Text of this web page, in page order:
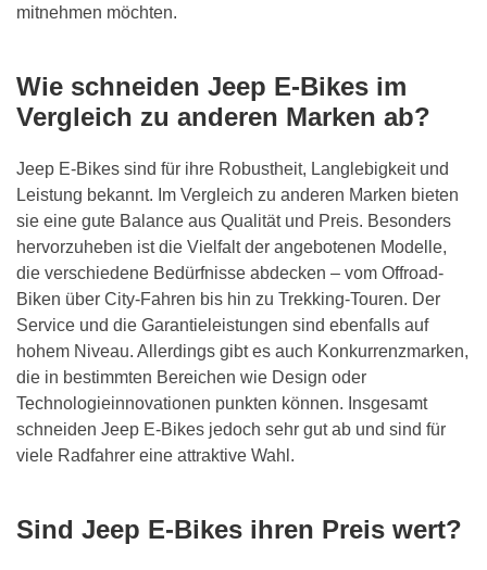
mitnehmen möchten.
Wie schneiden Jeep E-Bikes im
Vergleich zu anderen Marken ab?
Jeep E-Bikes sind für ihre Robustheit, Langlebigkeit und
Leistung bekannt. Im Vergleich zu anderen Marken bieten
sie eine gute Balance aus Qualität und Preis. Besonders
hervorzuheben ist die Vielfalt der angebotenen Modelle,
die verschiedene Bedürfnisse abdecken – vom Offroad-
Biken über City-Fahren bis hin zu Trekking-Touren. Der
Service und die Garantieleistungen sind ebenfalls auf
hohem Niveau. Allerdings gibt es auch Konkurrenzmarken,
die in bestimmten Bereichen wie Design oder
Technologieinnovationen punkten können. Insgesamt
schneiden Jeep E-Bikes jedoch sehr gut ab und sind für
viele Radfahrer eine attraktive Wahl.
Sind Jeep E-Bikes ihren Preis wert?